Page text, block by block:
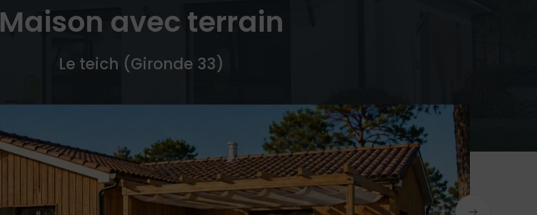
Maison avec terrain
Le teich (Gironde 33)